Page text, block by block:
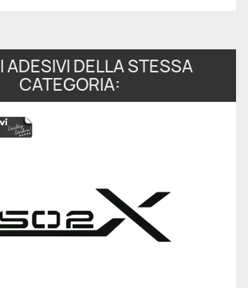
ADESIVI DELLA STESSA
CATEGORIA: